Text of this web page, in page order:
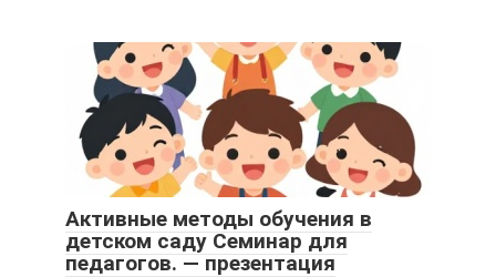
Активные методы обучения в
детском саду Семинар для
педагогов. — презентация